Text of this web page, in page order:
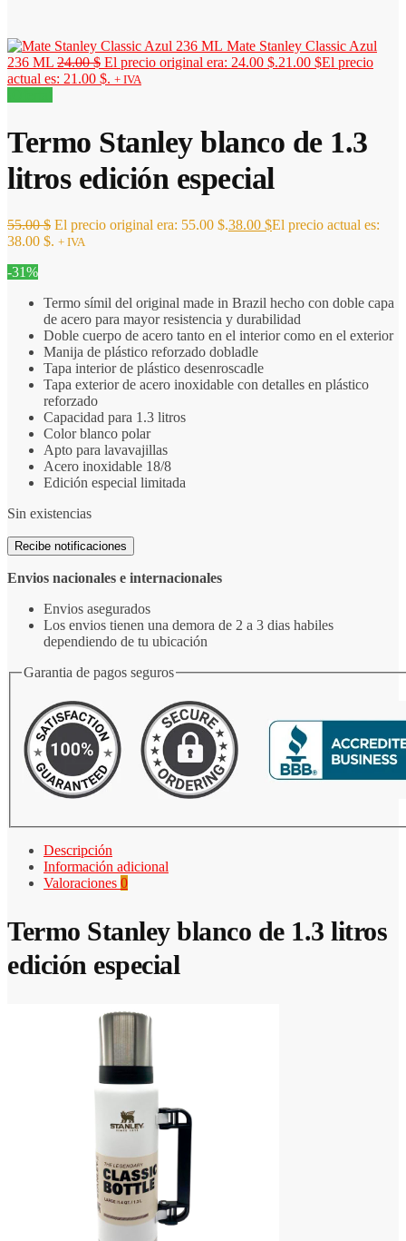
Mate Stanley Classic Azul
236 ML 24.00$ El precio original era: 24.00 $.21.00 $El precio
actual es: 21.00 $. + IVA
Termo Stanley blanco de 1.3
litros edición especial
55.00$ El precio original era: 55.00 $.38.00 $El precio actual es:
38.00 $. + IVA
-31%
Termo símil del original made in Brazil hecho con doble capa
de acero para mayor resistencia y durabilidad
Doble cuerpo de acero tanto en el interior como en el exterior
Manija de plástico reforzado dobladle
Tapa interior de plástico desenroscadle
Tapa exterior de acero inoxidable con detalles en plástico
reforzado
Capacidad para 1.3 litros
Color blanco polar
Apto para lavavajillas
Acero inoxidable 18/8
Edición especial limitada
Sin existencias
Recibe notificaciones
Envios nacionales e internacionales
Envios asegurados
Los envios tienen una demora de 2 a 3 dias habiles
dependiendo de tu ubicación
Garantia de pagos seguros
Descripción
Información adicional
Valoraciones 0
Termo Stanley blanco de 1.3 litros
edición especial